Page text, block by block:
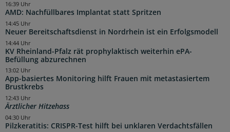
AMD: Nachfüllbares Implantat statt Spritzen
16:39 Uhr
Neuer Bereitschaftsdienst in Nordrhein ist ein Erfolgsmodell
14:45 Uhr
KV Rheinland-Pfalz rät prophylaktisch weiterhin ePA-
Befüllung abzurechnen
14:44 Uhr
App-basiertes Monitoring hilft Frauen mit metastasiertem
Brustkrebs
13:02 Uhr
Ärztlicher Hitzehass
12:43 Uhr
Pilzkeratitis: CRISPR-Test hilft bei unklaren Verdachtsfällen
04:30 Uhr